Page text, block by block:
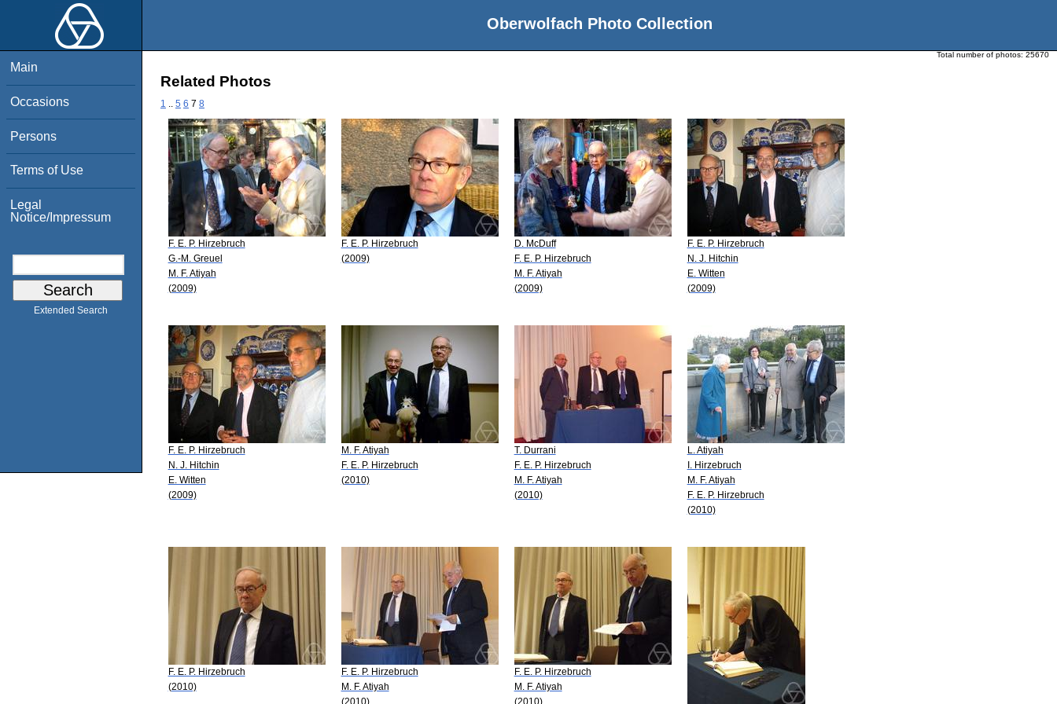
Oberwolfach Photo Collection
Main
Occasions
Persons
Terms of Use
Legal
Notice/Impressum
Extended Search
Total number of photos: 25670
Related Photos
1 5 6 7 8
F. E. P. Hirzebruch
G.-M. Greuel
M. F. Atiyah
(2009)
F. E. P. Hirzebruch
(2009)
D. McDuff
F. E. P. Hirzebruch
M. F. Atiyah
(2009)
F. E. P. Hirzebruch
N. J. Hitchin
E. Witten
(2009)
F. E. P. Hirzebruch
N. J. Hitchin
E. Witten
(2009)
M. F. Atiyah
F. E. P. Hirzebruch
(2010)
T. Durrani
F. E. P. Hirzebruch
M. F. Atiyah
(2010)
L. Atiyah
I. Hirzebruch
M. F. Atiyah
F. E. P. Hirzebruch
(2010)
F. E. P. Hirzebruch
(2010)
F. E. P. Hirzebruch
M. F. Atiyah
(2010)
F. E. P. Hirzebruch
M. F. Atiyah
(2010)